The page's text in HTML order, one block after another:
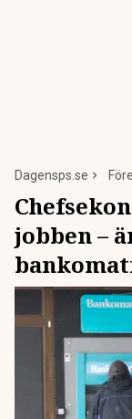
Dagensps.se
jobben –